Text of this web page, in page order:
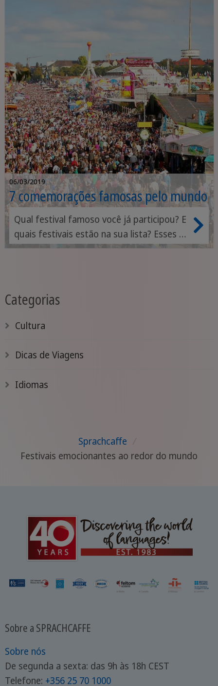
06/03/2019
7 comemorações famosas pelo mundo
Qual festival famoso você já participou? E
quais festivais estão na sua lista? Esses 7
a seguir certamente não podem faltar
conhecer algum desses!
Categorias
Cultura
Dicas de Viagens
Idiomas
Sprachcaffe /
Festivais emocionantes ao redor do mundo
Sobre a SPRACHCAFFE
Sobre nós
De segunda a sexta: das 9h às 18h CEST
Telefone: +356 25 70 1000